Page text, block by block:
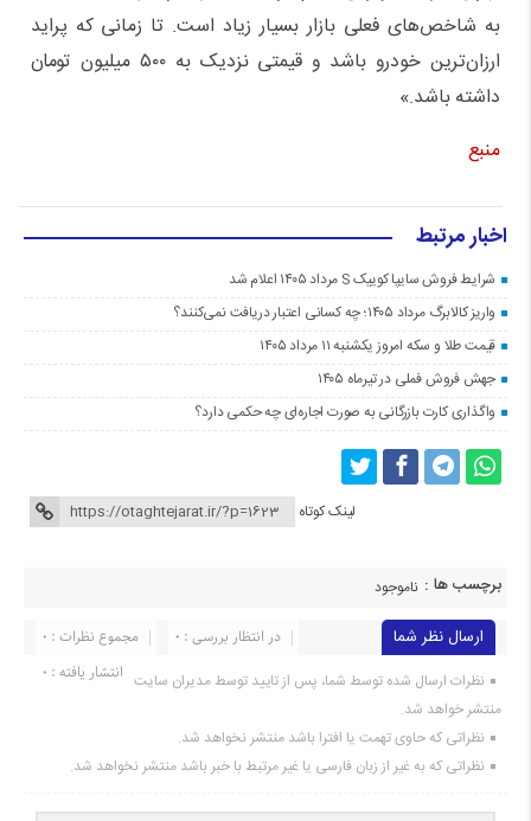
به شاخص‌های فعلی بازار بسیار زیاد است. تا زمانی که پراید
ارزان‌ترین خودرو باشد و قیمتی نزدیک به ۵۰۰ میلیون تومان
داشته باشد.»
منبع
اخبار مرتبط
شرایط فروش سایپا کوییک S مرداد ۱۴۰۵ اعلام شد
واریز کالابرگ مرداد ۱۴۰۵؛ چه کسانی اعتبار دریافت نمی‌کنند؟
قیمت طلا و سکه امروز یکشنبه ۱۱ مرداد ۱۴۰۵
جهش فروش فملی در تیرماه ۱۴۰۵
واگذاری کارت بازرگانی به صورت اجاره‌ای چه حکمی دارد؟
لینک کوتاه
برچسب ها : ناموجود
ارسال نظر شما مجموع نظرات : 0
در انتظار بررسی : 0
انتشار یافته : 0 نظرات ارسال شده توسط شما، پس از تایید توسط مدیران سایت
منتشر خواهد شد.
نظراتی که حاوی تهمت یا افترا باشد منتشر نخواهد شد.
نظراتی که به غیر از زبان فارسی یا غیر مرتبط با خبر باشد منتشر نخواهد شد.